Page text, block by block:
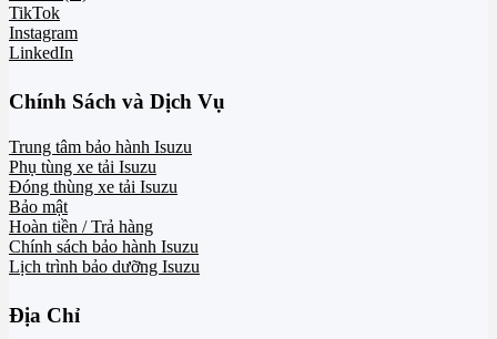
TikTok
Instagram
LinkedIn
Chính Sách và Dịch Vụ
Trung tâm bảo hành Isuzu
Phụ tùng xe tải Isuzu
Đóng thùng xe tải Isuzu
Bảo mật
Hoàn tiền / Trả hàng
Chính sách bảo hành Isuzu
Lịch trình bảo dưỡng Isuzu
Địa Chỉ